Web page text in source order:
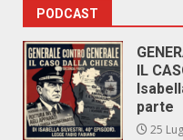
PODCAST
IL
parte
25